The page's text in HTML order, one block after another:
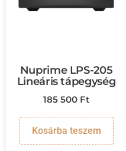
Nuprime LPS-205
Lineáris tápegység
185 500 Ft
Kosárba teszem